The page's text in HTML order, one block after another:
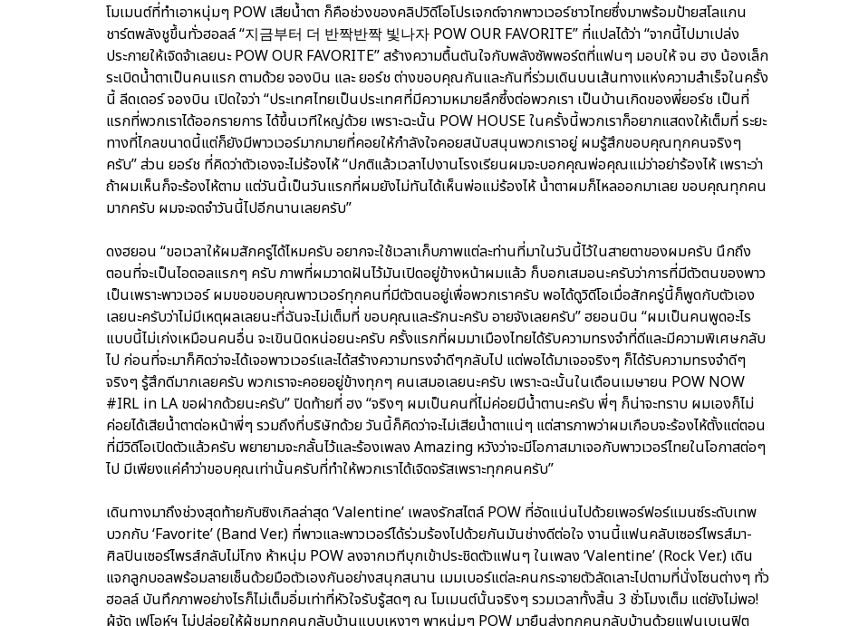
โมเมนต์ที่ทำเอาหนุ่มๆ POW เสียน้ำตา ก็คือช่วงของคลิปวิดีโอโปรเจกต์จากพาวเวอร์ชาวไทยซึ่งมาพร้อมป้ายสโลแกน
ชาร์ตพลังชูขึ้นทั่วฮอลล์ “지금부터 더 반짝반짝 빛나자 POW OUR FAVORITE” ที่แปลได้ว่า “จากนี้ไปมาเปล่ง
ประกายให้เจิดจ้าเลยนะ POW OUR FAVORITE” สร้างความตื้นตันใจกับพลังซัพพอร์ตที่แฟนๆ มอบให้ จน ฮง น้องเล็ก
ระเบิดน้ำตาเป็นคนแรก ตามด้วย จองบิน และ ยอร์ช ต่างขอบคุณกันและกันที่ร่วมเดินบนเส้นทางแห่งความสำเร็จในครั้ง
นี้ ลีดเดอร์ จองบิน เปิดใจว่า “ประเทศไทยเป็นประเทศที่มีความหมายลึกซึ้งต่อพวกเรา เป็นบ้านเกิดของพี่ยอร์ช เป็นที่
แรกที่พวกเราได้ออกรายการ ได้ขึ้นเวทีใหญ่ด้วย เพราะฉะนั้น POW HOUSE ในครั้งนี้พวกเราก็อยากแสดงให้เต็มที่ ระยะ
ทางที่ไกลขนาดนี้แต่ก็ยังมีพาวเวอร์มากมายที่คอยให้กำลังใจคอยสนับสนุนพวกเราอยู่ ผมรู้สึกขอบคุณทุกคนจริงๆ
ครับ” ส่วน ยอร์ช ที่คิดว่าตัวเองจะไม่ร้องไห้ “ปกติแล้วเวลาไปงานโรงเรียนผมจะบอกคุณพ่อคุณแม่ว่าอย่าร้องไห้ เพราะว่า
ถ้าผมเห็นก็จะร้องไห้ตาม แต่วันนี้เป็นวันแรกที่ผมยังไม่ทันได้เห็นพ่อแม่ร้องไห้ น้ำตาผมก็ไหลออกมาเลย ขอบคุณทุกคน
มากครับ ผมจะจดจำวันนี้ไปอีกนานเลยครับ”
ดงฮยอน “ขอเวลาให้ผมสักครู่ได้ไหมครับ อยากจะใช้เวลาเก็บภาพแต่ละท่านที่มาในวันนี้ไว้ในสายตาของผมครับ นึกถึง
ตอนที่จะเป็นไอดอลแรกๆ ครับ ภาพที่ผมวาดฝันไว้มันเปิดอยู่ข้างหน้าผมแล้ว ก็บอกเสมอนะครับว่าการที่มีตัวตนของพาว
เป็นเพราะพาวเวอร์ ผมขอขอบคุณพาวเวอร์ทุกคนที่มีตัวตนอยู่เพื่อพวกเราครับ พอได้ดูวิดีโอเมื่อสักครู่นี้ก็พูดกับตัวเอง
เลยนะครับว่าไม่มีเหตุผลเลยนะที่ฉันจะไม่เต็มที่ ขอบคุณและรักนะครับ อายจังเลยครับ” ฮยอนบิน “ผมเป็นคนพูดอะไร
แบบนี้ไม่เก่งเหมือนคนอื่น จะเขินนิดหน่อยนะครับ ครั้งแรกที่ผมมาเมืองไทยได้รับความทรงจำที่ดีและมีความพิเศษกลับ
ไป ก่อนที่จะมาก็คิดว่าจะได้เจอพาวเวอร์และได้สร้างความทรงจำดีๆกลับไป แต่พอได้มาเจอจริงๆ ก็ได้รับความทรงจำดีๆ
จริงๆ รู้สึกดีมากเลยครับ พวกเราจะคอยอยู่ข้างทุกๆ คนเสมอเลยนะครับ เพราะฉะนั้นในเดือนเมษายน POW NOW
#IRL in LA ขอฝากด้วยนะครับ” ปิดท้ายที่ ฮง “จริงๆ ผมเป็นคนที่ไม่ค่อยมีน้ำตานะครับ พี่ๆ ก็น่าจะทราบ ผมเองก็ไม่
ค่อยได้เสียน้ำตาต่อหน้าพี่ๆ รวมถึงที่บริษัทด้วย วันนี้ก็คิดว่าจะไม่เสียน้ำตาแน่ๆ แต่สารภาพว่าผมเกือบจะร้องไห้ตั้งแต่ตอน
ที่มีวิดีโอเปิดตัวแล้วครับ พยายามจะกลั้นไว้และร้องเพลง Amazing หวังว่าจะมีโอกาสมาเจอกับพาวเวอร์ไทยในโอกาสต่อๆ
ไป มีเพียงแค่คำว่าขอบคุณเท่านั้นครับที่ทำให้พวกเราได้เจิดจรัสเพราะทุกคนครับ”
เดินทางมาถึงช่วงสุดท้ายกับซิงเกิลล่าสุด ‘Valentine’ เพลงรักสไตล์ POW ที่อัดแน่นไปด้วยเพอร์ฟอร์แมนซ์ระดับเทพ
บวกกับ ‘Favorite’ (Band Ver.) ที่พาวและพาวเวอร์ได้ร่วมร้องไปด้วยกันมันช่างดีต่อใจ งานนี้แฟนคลับเซอร์ไพรส์มา-
ศิลปินเซอร์ไพรส์กลับไม่โกง ห้าหนุ่ม POW ลงจากเวทีบุกเข้าประชิดตัวแฟนๆ ในเพลง ‘Valentine’ (Rock Ver.) เดิน
แจกลูกบอลพร้อมลายเซ็นด้วยมือตัวเองกันอย่างสนุกสนาน เมมเบอร์แต่ละคนกระจายตัวลัดเลาะไปตามที่นั่งโซนต่างๆ ทั่ว
ฮอลล์ บันทึกภาพอย่างไรก็ไม่เต็มอิ่มเท่าที่หัวใจรับรู้สดๆ ณ โมเมนต์นั้นจริงๆ รวมเวลาทั้งสิ้น 3 ชั่วโมงเต็ม แต่ยังไม่พอ!
ผู้จัด เฟโอห์ฯ ไม่ปล่อยให้ผู้ชมทุกคนกลับบ้านแบบเหงาๆ พาหนุ่มๆ POW มายืนส่งทุกคนกลับบ้านด้วยแฟนเบเนฟิต